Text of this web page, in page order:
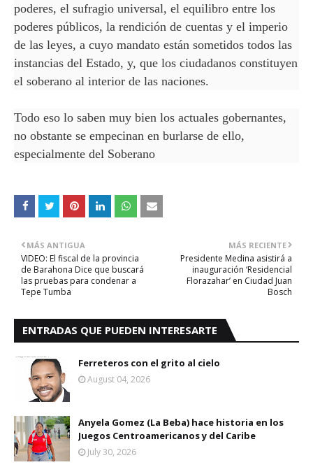
poderes, el sufragio universal, el equilibro entre los
poderes públicos, la rendición de cuentas y el imperio
de las leyes, a cuyo mandato están sometidos todos las
instancias del Estado, y, que los ciudadanos constituyen
el soberano al interior de las naciones.
Todo eso lo saben muy bien los actuales gobernantes,
no obstante se empecinan en burlarse de ello,
especialmente del Soberano
MÁS RECIENTE
Presidente Medina asistirá a
inauguración ‘Residencial
Florazahar’ en Ciudad Juan
Bosch
MÁS ANTIGUA
VIDEO: El fiscal de la provincia
de Barahona Dice que buscará
las pruebas para condenar a
Tepe Tumba
ENTRADAS QUE PUEDEN INTERESARTE
Ferreteros con el grito al cielo
August 04, 2026
Anyela Gomez (La Beba) hace historia en los
Juegos Centroamericanos y del Caribe
July 30, 2026